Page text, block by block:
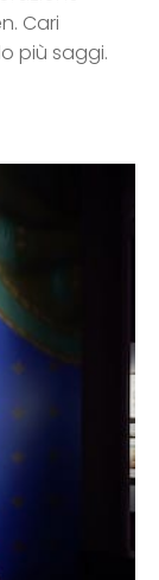
Cari
più saggi.